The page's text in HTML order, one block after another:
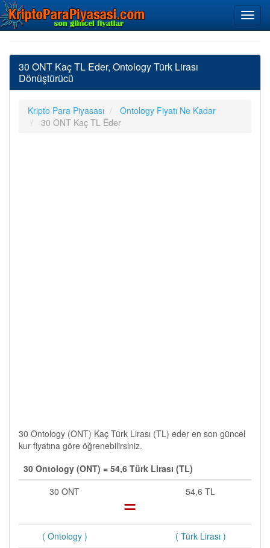
30 ONT Kaç TL Eder, Ontology Türk Lirası
Dönüştürücü
Kripto Para Piyasası
Ontology Fiyatı Ne Kadar
30 ONT Kaç TL Eder
30 Ontology (ONT) Kaç Türk Lirası (TL) eder en son güncel
kur fiyatına göre öğrenebilirsiniz.
30 Ontology (ONT) = 54,6 Türk Lirası (TL)
30 ONT
= 54,6 TL
( Ontology ) ( Türk Lirası )